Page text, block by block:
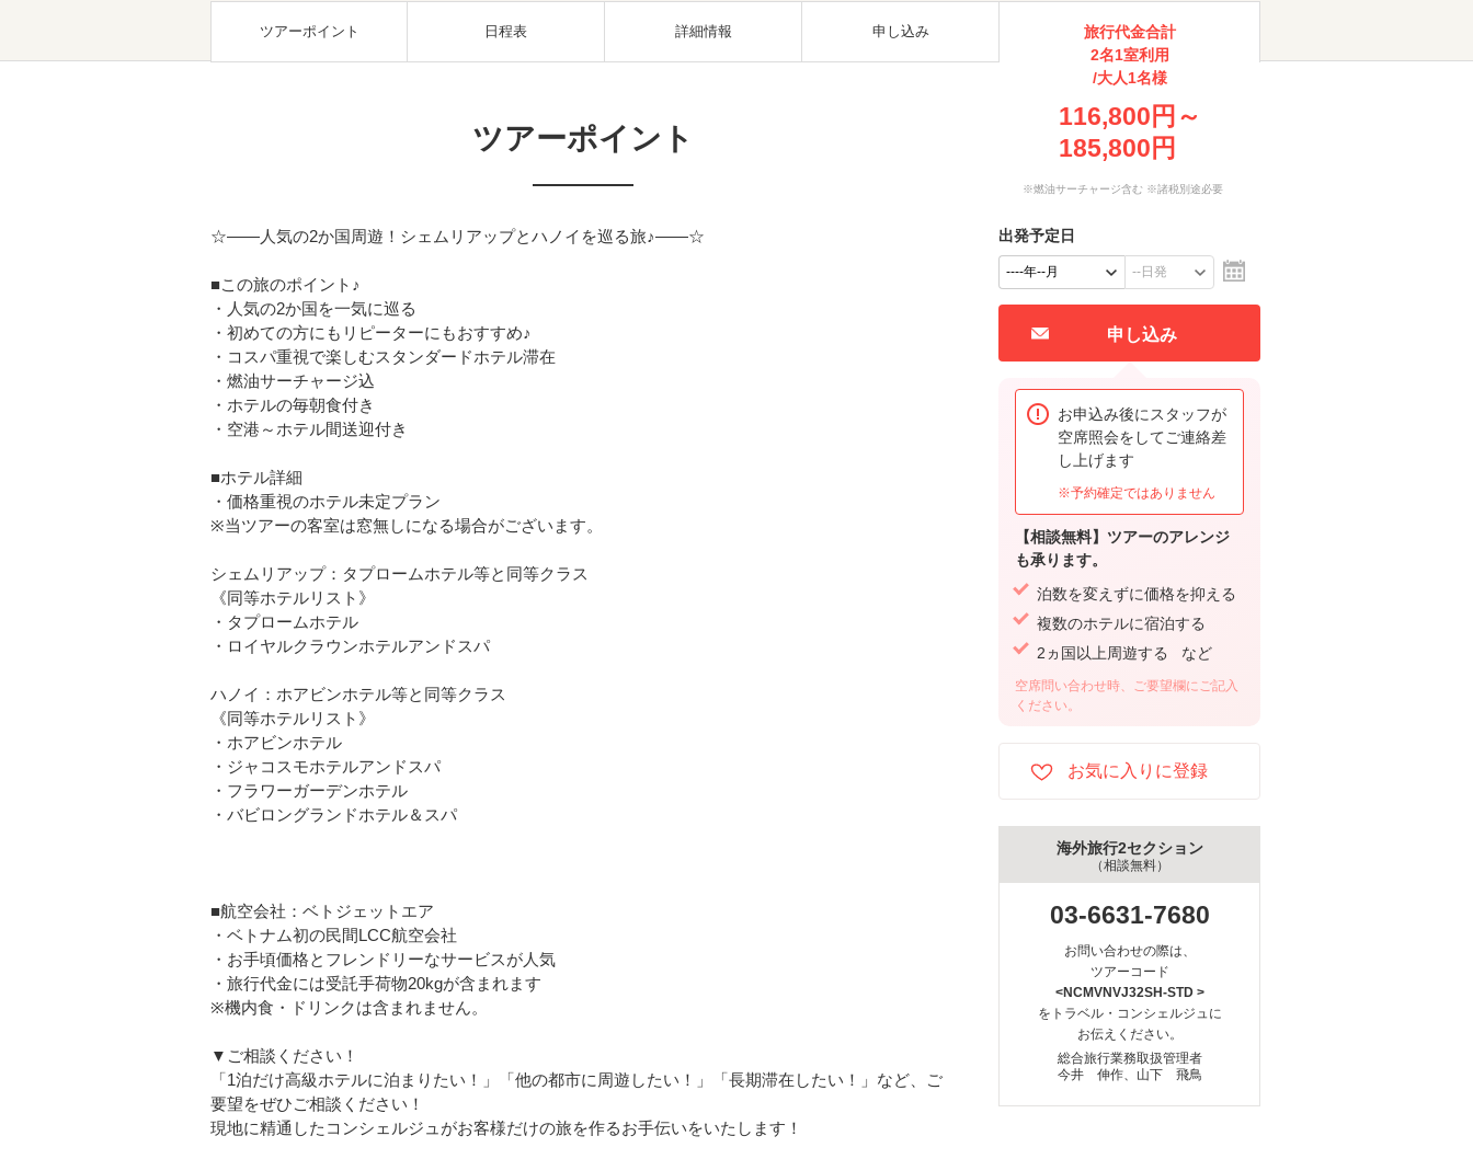
ツアーポイント 日程表 詳細情報 申し込み
ツアーポイント
☆――人気の2か国周遊！シェムリアップとハノイを巡る旅♪――☆
■この旅のポイント♪
・人気の2か国を一気に巡る
・初めての方にもリピーターにもおすすめ♪
・コスパ重視で楽しむスタンダードホテル滞在
・燃油サーチャージ込
・ホテルの毎朝食付き
・空港～ホテル間送迎付き
■ホテル詳細
・価格重視のホテル未定プラン
※当ツアーの客室は窓無しになる場合がございます。
シェムリアップ：タプロームホテル等と同等クラス
《同等ホテルリスト》
・タプロームホテル
・ロイヤルクラウンホテルアンドスパ
ハノイ：ホアビンホテル等と同等クラス
《同等ホテルリスト》
・ホアビンホテル
・ジャコスモホテルアンドスパ
・フラワーガーデンホテル
・バビロングランドホテル＆スパ
■航空会社：ベトジェットエア
・ベトナム初の民間LCC航空会社
・お手頃価格とフレンドリーなサービスが人気
・旅行代金には受託手荷物20kgが含まれます
※機内食・ドリンクは含まれません。
▼ご相談ください！
「1泊だけ高級ホテルに泊まりたい！」「他の都市に周遊したい！」「長期滞在したい！」など、ご
要望をぜひご相談ください！
現地に精通したコンシェルジュがお客様だけの旅を作るお手伝いをいたします！
旅行代金合計
2名1室利用
/大人1名様
116,800円～
185,800円
※燃油サーチャージ含む ※諸税別途必要
出発予定日
申し込み
お申込み後にスタッフが
空席照会をしてご連絡差
し上げます
※予約確定ではありません
【相談無料】ツアーのアレンジ
も承ります。
泊数を変えずに価格を抑える
複数のホテルに宿泊する
2ヵ国以上周遊する など
空席問い合わせ時、ご要望欄にご記入
ください。
海外旅行2セクション
（相談無料）
03-6631-7680
お問い合わせの際は、
ツアーコード
<NCMVNVJ32SH-STD >
をトラベル・コンシェルジュに
お伝えください。
総合旅行業務取扱管理者
今井 伸作、山下 飛鳥